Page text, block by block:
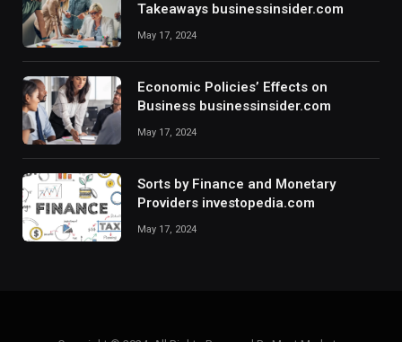
Takeaways businessinsider.com
May 17, 2024
Economic Policies’ Effects on
Business businessinsider.com
May 17, 2024
Sorts by Finance and Monetary
Providers investopedia.com
May 17, 2024